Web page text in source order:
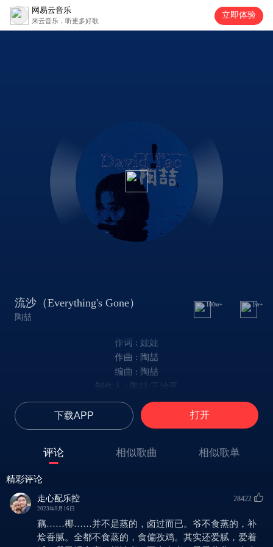
网易云音乐
来云音乐，听更多好歌
立即体验
流沙（Everything's Gone）
陶喆
100w+ 1w+
作词 : 娃娃
作曲 : 陶喆
编曲 : 陶喆
制作人 : 陶喆/王治平
昨天晚上的事
我看 没有什么好谈的吧
我看就这样吧
并不是真的 路过而已
我以为我早想清楚
不由自主 恍恍惚惚 又走回头路
下载APP 打开
评论 相似歌曲 相似歌单
精彩评论
走心配乐控
2023年9月16日
28422
藕……椰……并不是蒸的，卤过而已。爷不食蒸的，补
烩香腻。全都不食蒸的，食偏孜鸡。其实还爱腻，爱着